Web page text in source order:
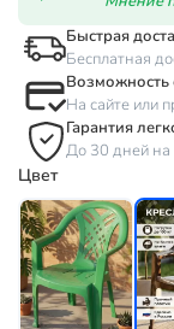
Быстрая
Бесплатная
Возможность
На сайте или
Гарантия
До 30 дней на
Цвет